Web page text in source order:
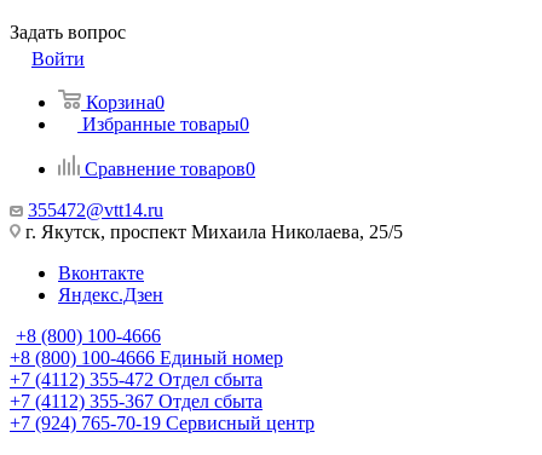
Задать вопрос
Войти
Корзина0
Избранные товары0
Сравнение товаров0
355472@vtt14.ru
г. Якутск, проспект Михаила Николаева, 25/5
Вконтакте
Яндекс.Дзен
+8 (800) 100-4666
+8 (800) 100-4666 Единый номер
+7 (4112) 355-472 Отдел сбыта
+7 (4112) 355-367 Отдел сбыта
+7 (924) 765-70-19 Сервисный центр